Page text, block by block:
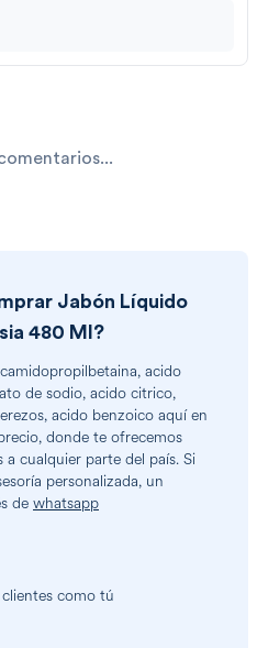
Jabón Líquido
480 Ml ?
acido
de sodio, acido citrico,
acido benzoico aquí en
donde te ofrecemos
cualquier parte del país. Si
personalizada, un
de whatsapp
como tú